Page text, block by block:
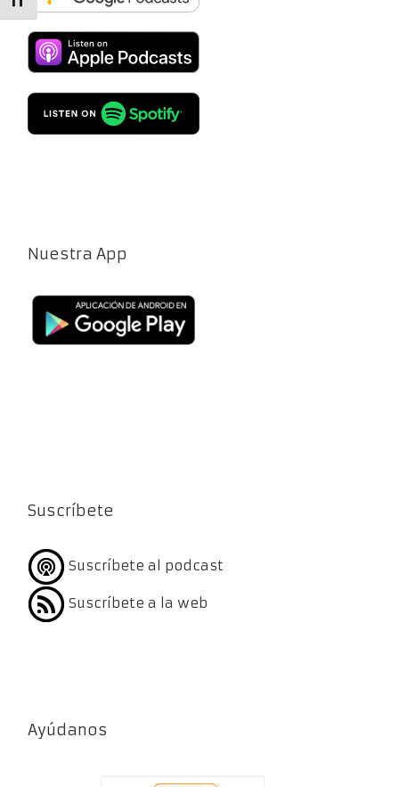
Nuestra App
Suscríbete
Suscríbete al podcast
Suscríbete a la web
Ayúdanos